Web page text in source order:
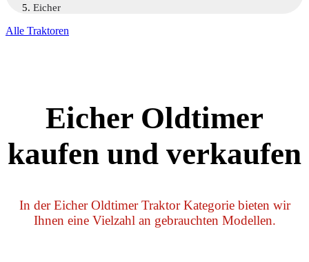
Eicher
Alle Traktoren
Eicher Oldtimer
kaufen und verkaufen
In der Eicher Oldtimer Traktor Kategorie bieten wir
Ihnen eine Vielzahl an gebrauchten Modellen.